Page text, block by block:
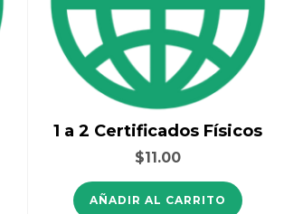
1 a 2 Certificados Físicos
$11.00
AÑADIR AL CARRITO